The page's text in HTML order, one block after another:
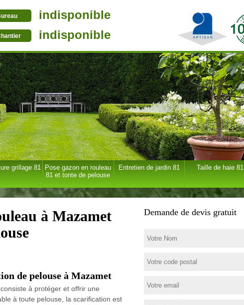
indisponible
indisponible
grillage 81
Pose gazon en rouleau
81 et tonte de pelouse
Entretien de jardin 81 Taille de haie 81
à Mazamet
de pelouse à Mazamet
à protéger et offrir une
à toute pelouse, la scarification est
Demande de devis gratuit